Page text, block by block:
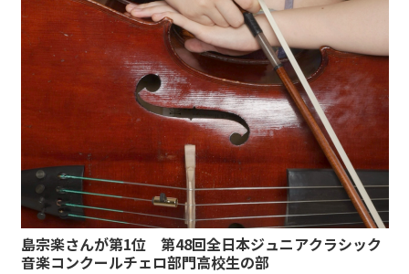
島宗楽さんが第1位 第48回全日本ジュニアクラシック
音楽コンクールチェロ部門高校生の部